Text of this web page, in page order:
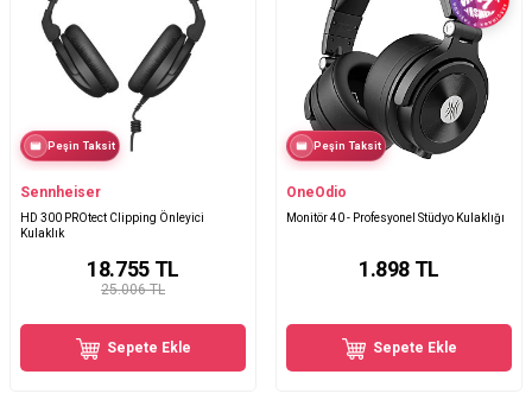
Peşin Taksit
Sennheiser
HD 300 PROtect Clipping Önleyici
Kulaklık
25.006 TL
18.755TL
Sepete Ekle
Peşin Taksit
OneOdio
Monitör 40 - Profesyonel Stüdyo Kulaklığı
1.898 TL
Sepete Ekle